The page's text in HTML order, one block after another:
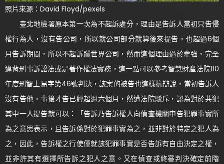
照片來源：David Floyd/pexels
臺北地檢署原本第一次為不起訴處分，理由是告訴人當初只告侵
權行為人，沒有告公司，所以就公司部分就算後來提告，也超過6個
月告訴期間，所以不起訴蹦世界公司，然而這個理由過於牽強，完全
違背刑事訴訟法或是著作權法實務，這一點可以參考智慧財產法院110
年度刑智上易字第46號判決，該案的被告也這樣抗辯說，當初告訴人
沒有告他，事後才告已經超過六個月，然遭法院駁斥，認為對於共犯
其中一人提告就可以：「告訴乃告訴權人向偵查機關申告犯罪事實所
為之意思表示，且告訴係對於犯罪事實為之，並非對於特定之犯人為
之，因此，告訴權之行使僅就該犯罪事實是否告訴有自由決定之權，
並非許其有選擇所告訴之犯人之意。又在偵查或終審判決確定前階